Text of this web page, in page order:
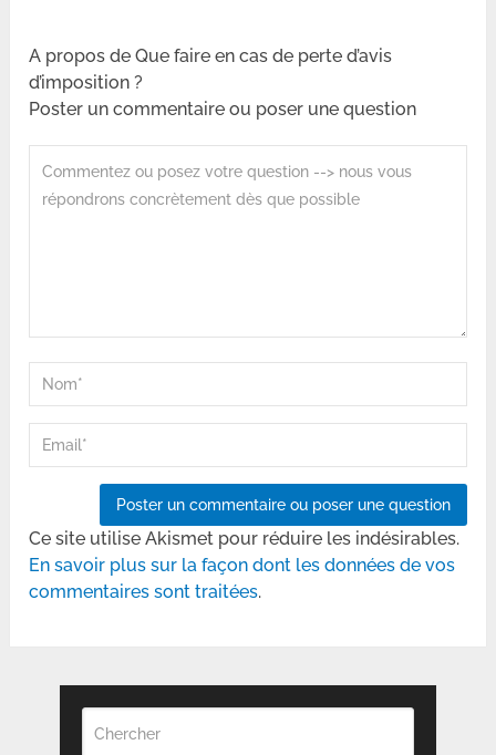
A propos de Que faire en cas de perte d’avis
d’imposition ?
Poster un commentaire ou poser une question
Ce site utilise Akismet pour réduire les indésirables.
En savoir plus sur la façon dont les données de vos
commentaires sont traitées.